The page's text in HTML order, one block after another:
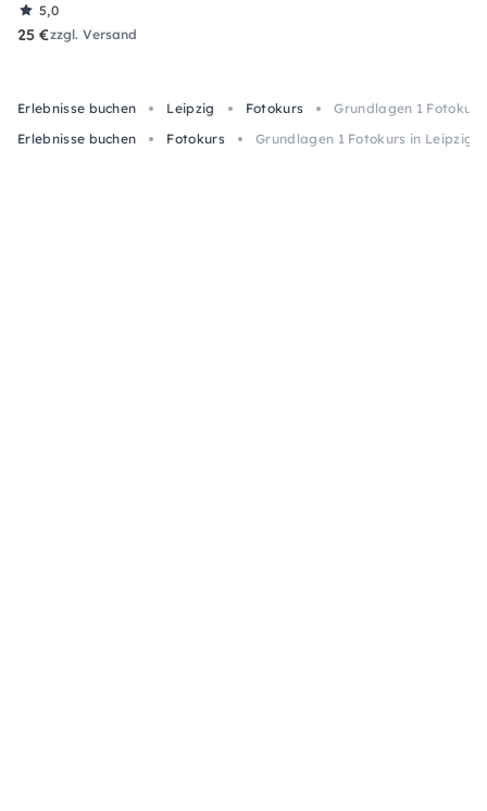
5,0
25 €zzgl. Versand
Erlebnisse buchen Leipzig Fotokurs
Grundlagen 1
Erlebnisse buchen
Fotokurs Grundlagen 1 Fotokurs in Leipzig: